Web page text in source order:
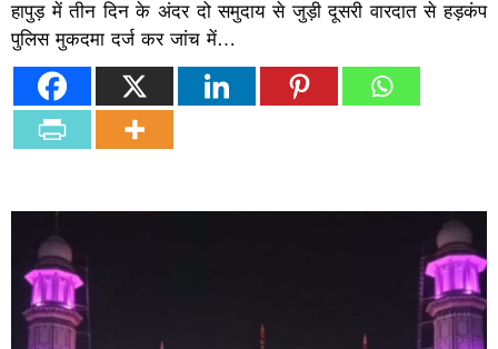
हापुड़ में तीन दिन के अंदर दो समुदाय से जुड़ी दूसरी वारदात से हड़कंप
पुलिस मुकदमा दर्ज कर जांच में…